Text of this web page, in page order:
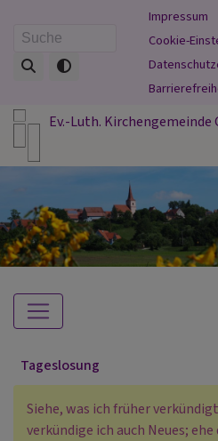
zum
Suche
Impressum
Cookie-
Ev.-Luth.
Hauptnavigation
Tageslosung
Siehe, was ich früher
verkündige ich auch Neues;